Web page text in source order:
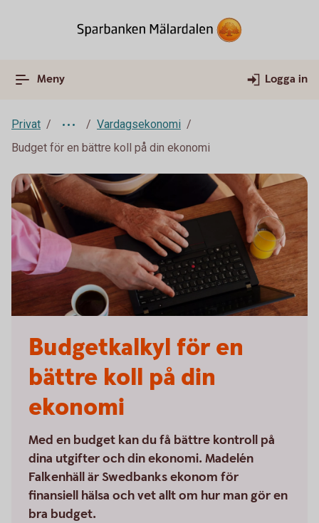
Meny Logga in
Privat
Vardagsekonomi
Budget för en bättre koll på din ekonomi
Budgetkalkyl för en
bättre koll på din
ekonomi
Med en budget kan du få bättre kontroll på
dina utgifter och din ekonomi. Madelén
Falkenhäll är Swedbanks ekonom för
finansiell hälsa och vet allt om hur man gör en
bra budget.